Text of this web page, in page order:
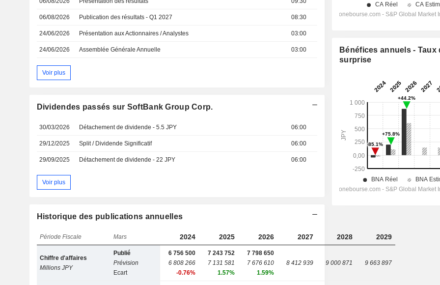
06/08/2026 Publication des résultats - Q1 2027 08:30
24/06/2026 Présentation aux Actionnaires / Analystes 03:00
24/06/2026 Assemblée Générale Annuelle 03:00
Voir plus
Dividendes passés sur SoftBank Group Corp.
30/03/2026 Détachement de dividende - 5.5 JPY 06:00
29/12/2025 Split / Dividende Significatif 06:00
29/09/2025 Détachement de dividende - 22 JPY 06:00
Voir plus
Historique des publications annuelles
Période Fiscale Mars 2024 2025 2026 2027 2028 2029
Chiffre d'affaires
Millions JPY
Publié
Prévision
Ecart
6 756 500
6 808 266
-0.76%
7 243 752
7 131 581
1.57%
7 798 650
7 676 610
1.59%
8 412 939 9 000 871 9 663 897
Bénéfices annuels - Taux
surprise